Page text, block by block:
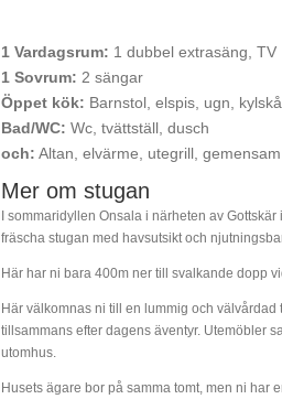
1 Vardagsrum: 1 dubbel extrasäng, TV
1 Sovrum: 2 sängar
Öppet kök: Barnstol, elspis, ugn,
Bad/WC: Wc, tvättställ, dusch
och: Altan, elvärme, utegrill,
Mer om stugan
I sommaridyllen Onsala i närheten av
fräscha stugan med havsutsikt och
Här har ni bara 400m ner till svalkande dopp
Här välkomnas ni till en lummig och
tillsammans efter dagens äventyr. Utemöbler
utomhus.
Husets ägare bor på samma tomt, men ni har